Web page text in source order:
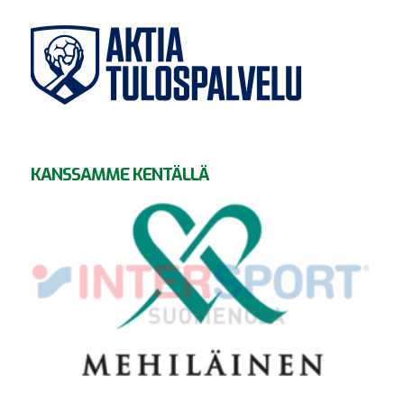
KANSSAMME KENTÄLLÄ